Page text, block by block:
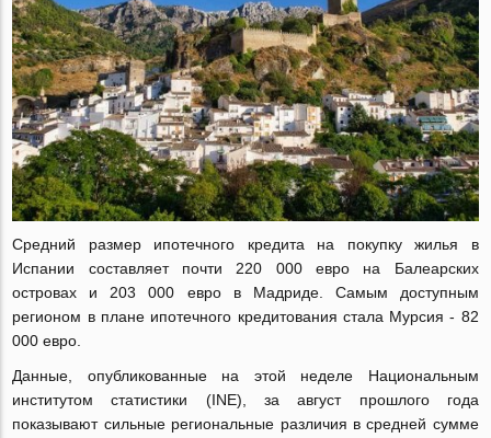
Средний размер ипотечного кредита на покупку жилья в
Испании составляет почти 220 000 евро на Балеарских
островах и 203 000 евро в Мадриде. Самым доступным
регионом в плане ипотечного кредитования стала Мурсия - 82
000 евро.
Данные, опубликованные на этой неделе Национальным
институтом статистики (INE), за август прошлого года
показывают сильные региональные различия в средней сумме